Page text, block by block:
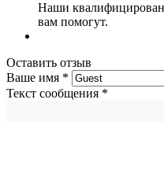
Наши
вам помогут.
Оставить отзыв
Ваше имя *
Текст сообщения *